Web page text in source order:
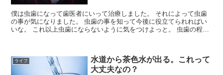
僕は虫歯になって歯医者にいって治療しました。 それによって虫歯
の事が気になりました。 虫歯の事を知って今後に役立てられればい
いな。 これ以上虫歯にならないように気をつけよっと。 虫歯の程度
ライフ
水道から茶色水が出る。これって
大丈夫なの？